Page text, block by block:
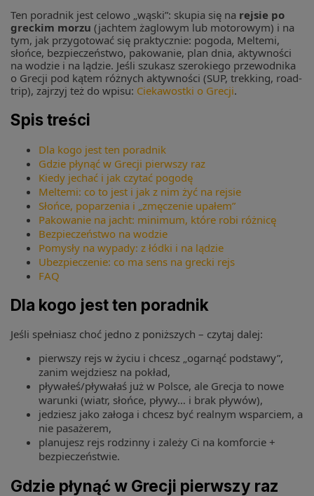
Ten poradnik jest celowo „wąski”: skupia się na rejsie po
greckim morzu (jachtem żaglowym lub motorowym) i na
tym, jak przygotować się praktycznie: pogoda, Meltemi,
słońce, bezpieczeństwo, pakowanie, plan dnia, aktywności
na wodzie i na lądzie. Jeśli szukasz szerokiego przewodnika
o Grecji pod kątem różnych aktywności (SUP, trekking, road-
trip), zajrzyj też do wpisu: Ciekawostki o Grecji.
Spis treści
Dla kogo jest ten poradnik
Gdzie płynąć w Grecji pierwszy raz
Kiedy jechać i jak czytać pogodę
Meltemi: co to jest i jak z nim żyć na rejsie
Słońce, poparzenia i „zmęczenie upałem”
Pakowanie na jacht: minimum, które robi różnicę
Bezpieczeństwo na wodzie
Pomysły na wypady: z łódki i na lądzie
Ubezpieczenie: co ma sens na grecki rejs
FAQ
Dla kogo jest ten poradnik
Jeśli spełniasz choć jedno z poniższych – czytaj dalej:
pierwszy rejs w życiu i chcesz „ogarnąć podstawy”,
zanim wejdziesz na pokład,
pływałeś/pływałaś już w Polsce, ale Grecja to nowe
warunki (wiatr, słońce, pływy… i brak pływów),
jedziesz jako załoga i chcesz być realnym wsparciem, a
nie pasażerem,
planujesz rejs rodzinny i zależy Ci na komforcie +
bezpieczeństwie.
Gdzie płynąć w Grecji pierwszy raz